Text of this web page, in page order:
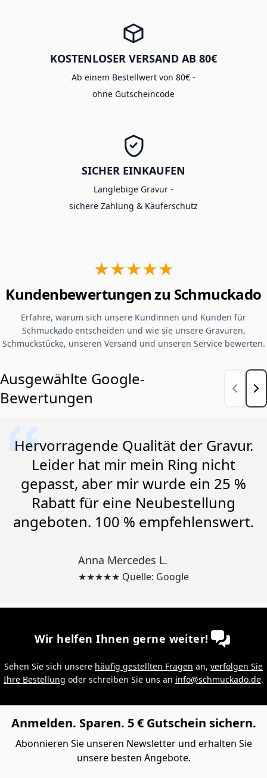
KOSTENLOSER VERSAND AB 80€
Ab einem Bestellwert von 80€ -
ohne Gutscheincode
SICHER EINKAUFEN
Langlebige Gravur -
sichere Zahlung & Käuferschutz
★★★★★
Kundenbewertungen zu Schmuckado
Erfahre, warum sich unsere Kundinnen und Kunden für
Schmuckado entscheiden und wie sie unsere Gravuren,
Schmuckstücke, unseren Versand und unseren Service bewerten.
Ausgewählte Google-
Bewertungen
Hervorragende Qualität der Gravur.
Leider hat mir mein Ring nicht
gepasst, aber mir wurde ein 25 %
Rabatt für eine Neubestellung
angeboten. 100 % empfehlenswert.
Anna Mercedes L.
★★★★★ Quelle: Google
Wir helfen Ihnen gerne weiter!
Sehen Sie sich unsere häufig gestellten Fragen an, verfolgen Sie
Ihre Bestellung oder schreiben Sie uns an info@schmuckado.de.
Anmelden. Sparen. 5 € Gutschein sichern.
Abonnieren Sie unseren Newsletter und erhalten Sie
unsere besten Angebote.